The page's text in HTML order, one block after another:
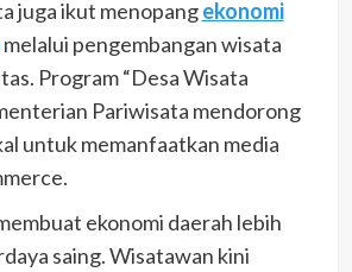
juga ikut menopangekonomi
melalui pengembangan wisata
Program “Desa Wisata
Pariwisata mendorong
untuk memanfaatkan media
ekonomi daerah lebih
saing. Wisatawan kini